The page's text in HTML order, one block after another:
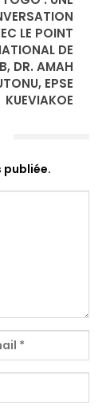
LE POINT
DE
DR. AMAH
EPSE
KUEVIAKOE
publiée.